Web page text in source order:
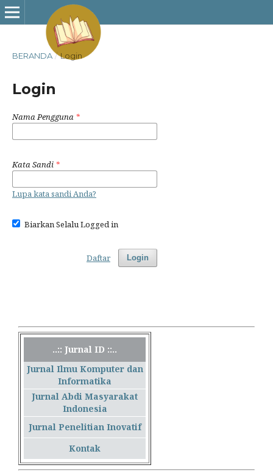
BERANDA / Login
Login
Nama Pengguna *
Kata Sandi *
Lupa kata sandi Anda?
Biarkan Selalu Logged in
Login
Daftar
..:: Jurnal ID ::..
Jurnal Ilmu Komputer dan
Informatika
Jurnal Abdi Masyarakat
Indonesia
Jurnal Penelitian Inovatif
Kontak